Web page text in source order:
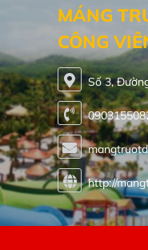
MÁNG
CÔNG
Số 3,
http://